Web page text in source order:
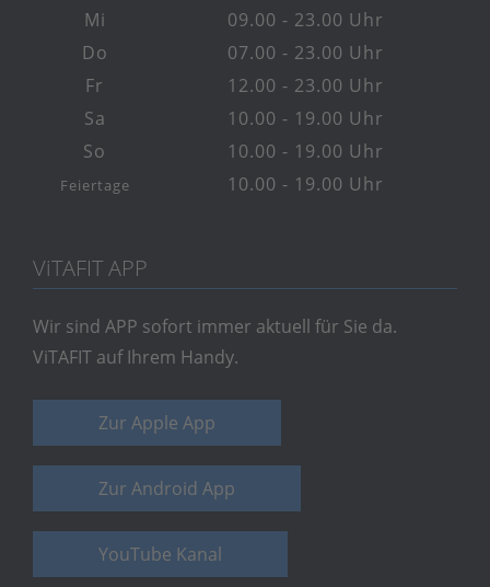
Mi
09.00 - 23.00 Uhr
Do
07.00 - 23.00 Uhr
Fr
12.00 - 23.00 Uhr
Sa
10.00 - 19.00 Uhr
So
10.00 - 19.00 Uhr
Feiertage 10.00 - 19.00 Uhr
ViTAFIT APP
Wir sind APP sofort immer aktuell für Sie da.
ViTAFIT auf Ihrem Handy.
Zur Apple App
Zur Android App
YouTube Kanal